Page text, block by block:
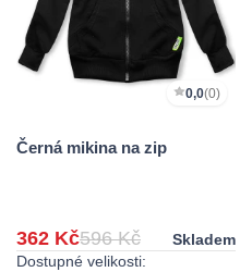
0,0(0)
Černá mikina na zip
362 Kč596 Kč
Skladem
Dostupné velikosti: